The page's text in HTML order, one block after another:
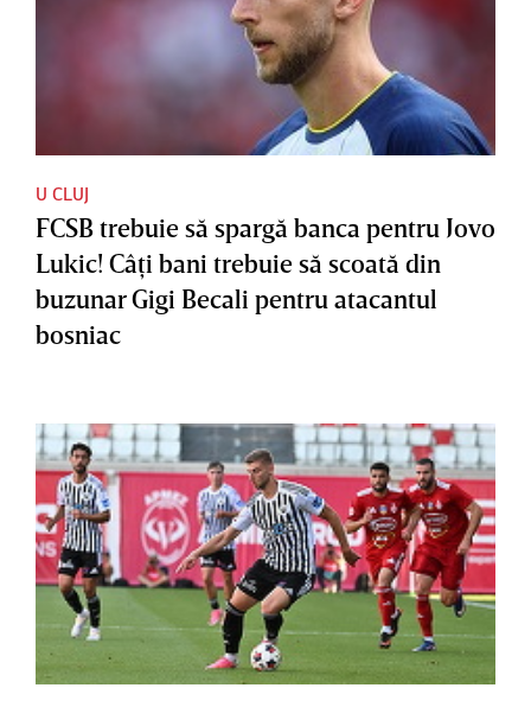
U CLUJ
FCSB trebuie să spargă banca pentru Jovo
Lukic! Câţi bani trebuie să scoată din
buzunar Gigi Becali pentru atacantul
bosniac